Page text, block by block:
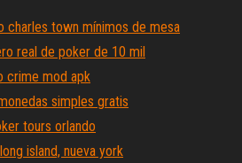
charles town mínimos de mesa
real de poker de 10 mil
crime mod apk
simples gratis
tours orlando
island, nueva york